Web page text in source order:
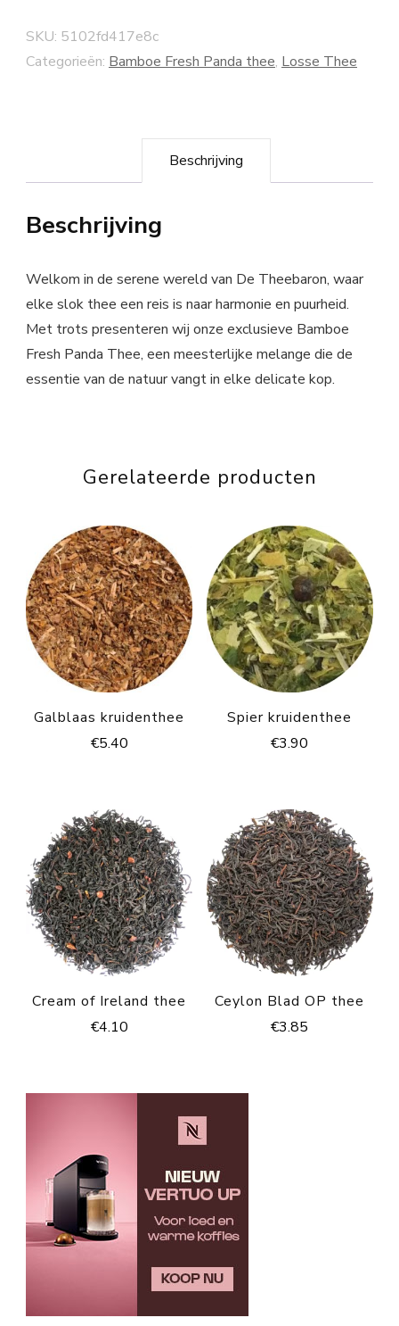
SKU: 5102fd417e8c
Categorieën: Bamboe Fresh Panda thee, Losse Thee
Beschrijving
Beschrijving
Welkom in de serene wereld van De Theebaron, waar
elke slok thee een reis is naar harmonie en puurheid.
Met trots presenteren wij onze exclusieve Bamboe
Fresh Panda Thee, een meesterlijke melange die de
essentie van de natuur vangt in elke delicate kop.
Gerelateerde producten
Galblaas kruidenthee
€5.40
Spier kruidenthee
€3.90
Cream of Ireland thee
€4.10
Ceylon Blad OP thee
€3.85